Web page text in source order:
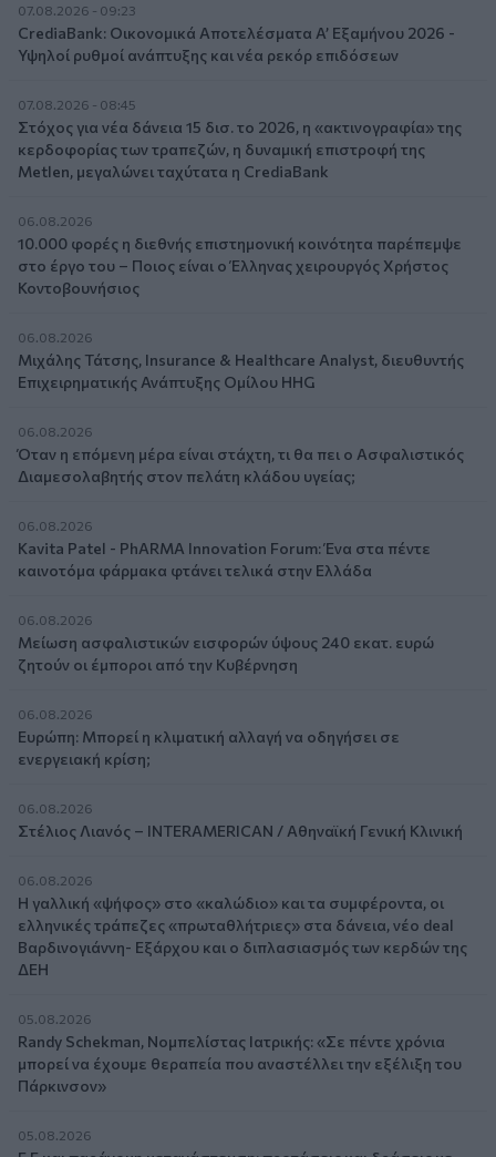
07.08.2026 - 09:23
CrediaBank: Οικονομικά Αποτελέσματα A’ Εξαμήνου 2026 -
Υψηλοί ρυθμοί ανάπτυξης και νέα ρεκόρ επιδόσεων
07.08.2026 - 08:45
Στόχος για νέα δάνεια 15 δισ. το 2026, η «ακτινογραφία» της
κερδοφορίας των τραπεζών, η δυναμική επιστροφή της
Metlen, μεγαλώνει ταχύτατα η CrediaBank
06.08.2026
10.000 φορές η διεθνής επιστημονική κοινότητα παρέπεμψε
στο έργο του – Ποιος είναι ο Έλληνας χειρουργός Χρήστος
Κοντοβουνήσιος
06.08.2026
Μιχάλης Τάτσης, Insurance & Healthcare Analyst, διευθυντής
Επιχειρηματικής Ανάπτυξης Ομίλου HHG
06.08.2026
Όταν η επόμενη μέρα είναι στάχτη, τι θα πει ο Ασφαλιστικός
Διαμεσολαβητής στον πελάτη κλάδου υγείας;
06.08.2026
Kavita Patel - PhARMA Innovation Forum: Ένα στα πέντε
καινοτόμα φάρμακα φτάνει τελικά στην Ελλάδα
06.08.2026
Μείωση ασφαλιστικών εισφορών ύψους 240 εκατ. ευρώ
ζητούν οι έμποροι από την Κυβέρνηση
06.08.2026
Ευρώπη: Μπορεί η κλιματική αλλαγή να οδηγήσει σε
ενεργειακή κρίση;
06.08.2026
Στέλιος Λιανός – INTERAMERICAN / Αθηναϊκή Γενική Κλινική
06.08.2026
Η γαλλική «ψήφος» στο «καλώδιο» και τα συμφέροντα, οι
ελληνικές τράπεζες «πρωταθλήτριες» στα δάνεια, νέο deal
Βαρδινογιάννη- Εξάρχου και ο διπλασιασμός των κερδών της
ΔΕΗ
05.08.2026
Randy Schekman, Νομπελίστας Ιατρικής: «Σε πέντε χρόνια
μπορεί να έχουμε θεραπεία που αναστέλλει την εξέλιξη του
Πάρκινσον»
05.08.2026